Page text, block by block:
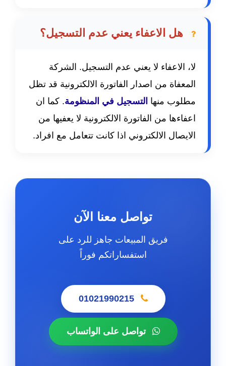
هل الاعفاء يعني عدم التسجيل؟
لا، الاعفاء لا يعني عدم التسجيل. الشركة
المعفاة من اصدار الفاتورة الالكترونية قد تظل
مطلوب منها التسجيل في المنظومة. كما ان
اعفاءها من الفاتورة الالكترونية لا يعفيها من
الايصال الالكتروني اذا كانت تتعامل مع افراد.
تواصل معنا الآن
فريق المبيعات جاهز للرد على
استفساراتكم فوراً
01021990215
تواصل على الواتساب